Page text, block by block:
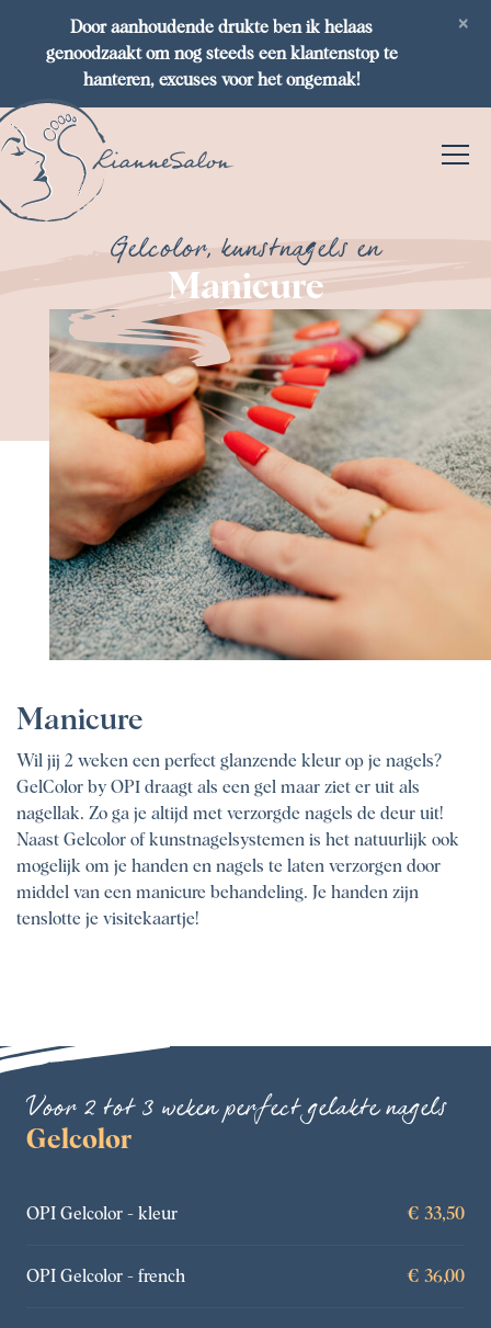
×
Door aanhoudende drukte ben ik helaas
genoodzaakt om nog steeds een klantenstop te
hanteren, excuses voor het ongemak!
Gelcolor, kunstnagels en
Manicure
Manicure
Wil jij 2 weken een perfect glanzende kleur op je nagels?
GelColor by OPI draagt als een gel maar ziet er uit als
nagellak. Zo ga je altijd met verzorgde nagels de deur uit!
Naast Gelcolor of kunstnagelsystemen is het natuurlijk ook
mogelijk om je handen en nagels te laten verzorgen door
middel van een manicure behandeling. Je handen zijn
tenslotte je visitekaartje!
Voor 2 tot 3 weken perfect gelakte nagels
Gelcolor
OPI Gelcolor - kleur € 33,50
OPI Gelcolor - french € 36,00